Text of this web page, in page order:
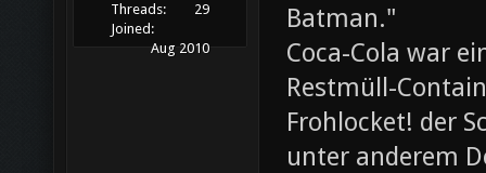
Threads:
29
Joined:
Aug 2010
Batman."
Coca-Cola war
Restmüll-
Frohlocket! der
unter anderem